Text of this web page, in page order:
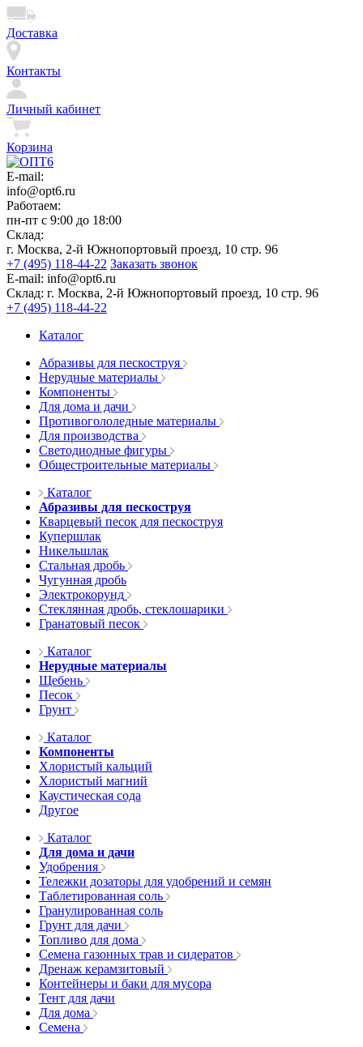
Доставка
Контакты
Личный кабинет
Корзина
E-mail:
info@opt6.ru
Работаем:
пн-пт с 9:00 до 18:00
Склад:
г. Москва, 2-й Южнопортовый проезд, 10 стр. 96
+7 (495) 118-44-22 Заказать звонок
E-mail: info@opt6.ru
Склад: г. Москва, 2-й Южнопортовый проезд, 10 стр. 96
+7 (495) 118-44-22
Каталог
Абразивы для пескоструя
Нерудные материалы
Компоненты
Для дома и дачи
Противогололедные материалы
Для производства
Светодиодные фигуры
Общестроительные материалы
Каталог
Абразивы для пескоструя
Кварцевый песок для пескоструя
Купершлак
Никельшлак
Стальная дробь
Чугунная дробь
Электрокорунд
Стеклянная дробь, стеклошарики
Гранатовый песок
Каталог
Нерудные материалы
Щебень
Песок
Грунт
Каталог
Компоненты
Хлористый кальций
Хлористый магний
Каустическая сода
Другое
Каталог
Для дома и дачи
Удобрения
Тележки дозаторы для удобрений и семян
Таблетированная соль
Гранулированная соль
Грунт для дачи
Топливо для дома
Семена газонных трав и сидератов
Дренаж керамзитовый
Контейнеры и баки для мусора
Тент для дачи
Для дома
Семена